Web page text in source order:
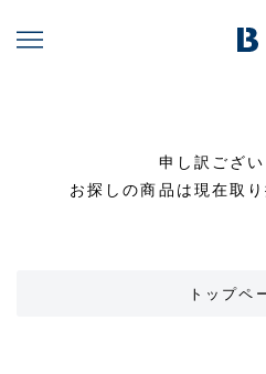
申し訳ござい
お探しの商品は現在取
トップペ